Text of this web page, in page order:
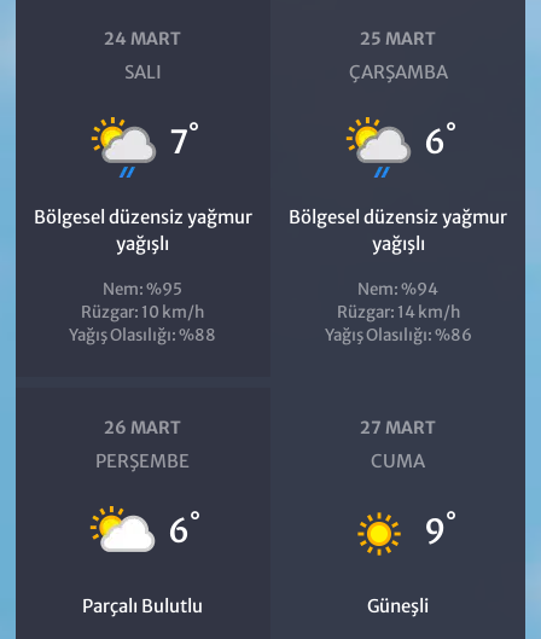
24 MART
SALI
7°
Bölgesel düzensiz yağmur
yağışlı
Nem: %95
Rüzgar: 10 km/h
Yağış Olasılığı: %88
25 MART
ÇARŞAMBA
6°
Bölgesel düzensiz yağmur
yağışlı
Nem: %94
Rüzgar: 14 km/h
Yağış Olasılığı: %86
26 MART
PERŞEMBE
6°
Parçalı Bulutlu
27 MART
CUMA
9°
Güneşli